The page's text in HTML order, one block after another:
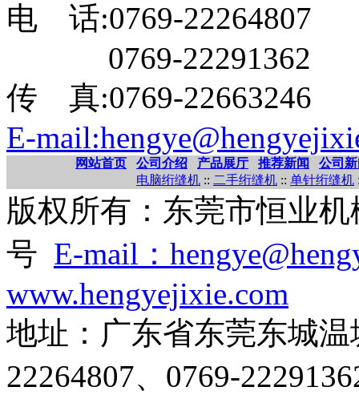
电 话:0769-22264807
0769-22291362
传 真:0769-22663246
E-
网站首页 公司介绍 产品展厅 推荐新闻
公司
电脑绗缝机 :: 二手绗缝机 :: 单针绗缝机
版权所有：东莞市恒业
号 E-mail：
www.hengyejixie.com
地址：广东省东莞东城
22264807、0769-